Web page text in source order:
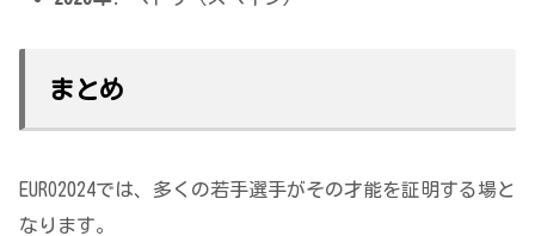
まとめ
EURO2024では、多くの若手選手がその才能を証明する場と
なります。